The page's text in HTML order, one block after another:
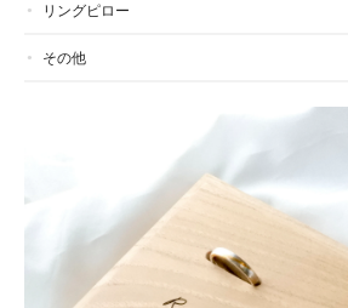
リングピロー
その他